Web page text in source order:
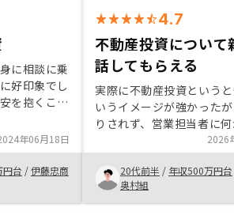
に相談に乗
好印象でし
を抱くこと
会社はあり
く信頼でき
方にお会い
致します。
年06月18日
円台 /伊藤忠商
4.7
不動産投資について
話してもらえる
実際に不動産投資という
いうイメージが強かった
りされず、営業担当者に
で詳しく説明していただ
ることができた。リスク
て不動産投資を始めまし
資金に余裕が出たら追加で
いです。
2026
20代前半 / 年収500万円台
奥村組